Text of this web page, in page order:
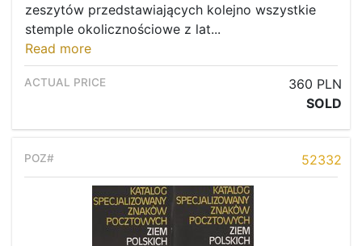
zeszytów przedstawiających kolejno wszystkie
stemple okolicznościowe z lat...
Read more
360 PLN
SOLD
52332